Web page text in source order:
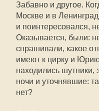
Забавно и другое.
Москве и в
и поинтересовался,
Оказывается, были:
спрашивали, какое
имеют к цирку и
находились
ночи и уточнявшие:
нет?